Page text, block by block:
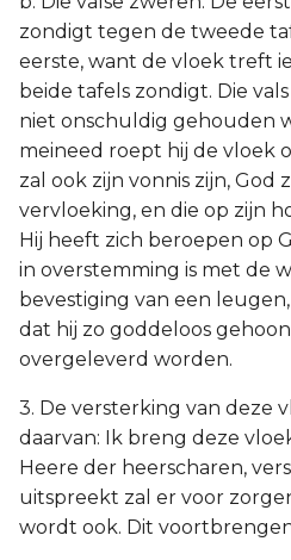
zondigt tegen de tweede
eerste, want de vloek treft
beide tafels zondigt. Die
niet onschuldig gehouden
meineed roept hij de vloek
zal ook zijn vonnis zijn, God
vervloeking, en die op zijn
Hij heeft zich beroepen op
in overstemming is met de
bevestiging van een
dat hij zo goddeloos
overgeleverd worden.
3. De versterking van deze
daarvan: Ik breng deze
Heere der heerscharen,
uitspreekt zal er voor
wordt ook. Dit